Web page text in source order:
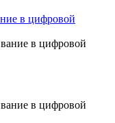
в цифровой